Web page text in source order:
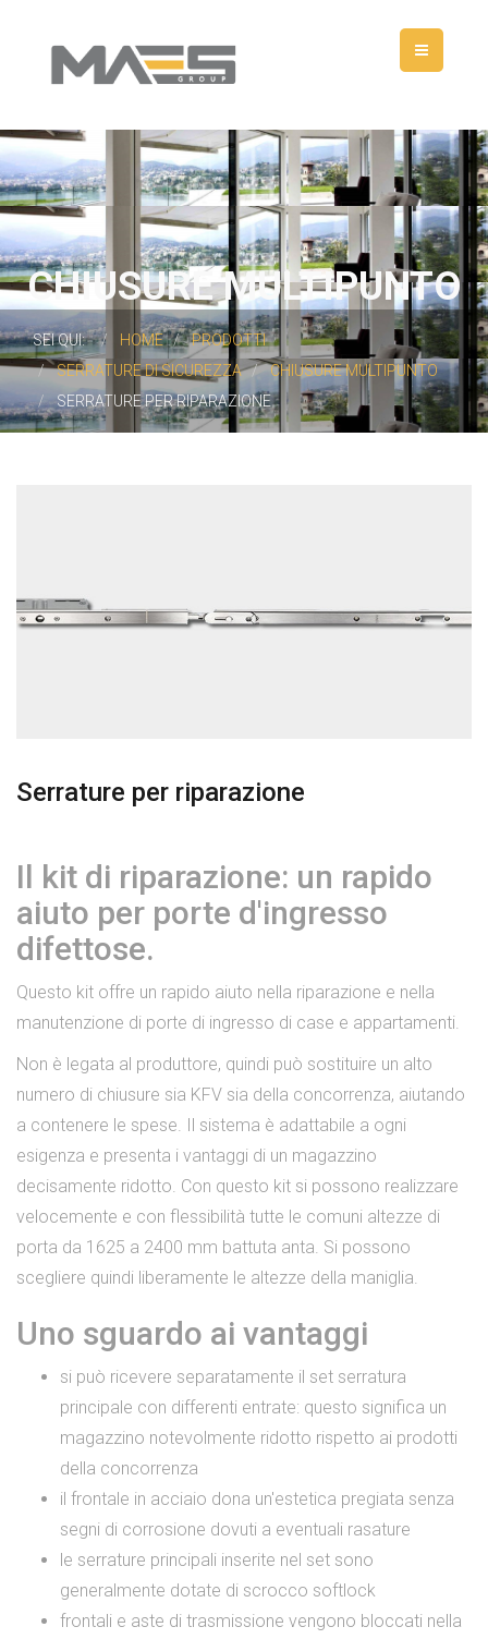
CHIUSURE MULTIPUNTO
SEI QUI: HOME
PRODOTTI
SERRATURE DI SICUREZZA
CHIUSURE MULTIPUNTO
SERRATURE PER RIPARAZIONE
Serrature per riparazione
Il kit di riparazione: un rapido
aiuto per porte d'ingresso
difettose.
Questo kit offre un rapido aiuto nella riparazione e nella
manutenzione di porte di ingresso di case e appartamenti.
Non è legata al produttore, quindi può sostituire un alto
numero di chiusure sia KFV sia della concorrenza, aiutando
a contenere le spese. Il sistema è adattabile a ogni
esigenza e presenta i vantaggi di un magazzino
decisamente ridotto. Con questo kit si possono realizzare
velocemente e con flessibilità tutte le comuni altezze di
porta da 1625 a 2400 mm battuta anta. Si possono
scegliere quindi liberamente le altezze della maniglia.
Uno sguardo ai vantaggi
si può ricevere separatamente il set serratura
principale con differenti entrate: questo significa un
magazzino notevolmente ridotto rispetto ai prodotti
della concorrenza
il frontale in acciaio dona un'estetica pregiata senza
segni di corrosione dovuti a eventuali rasature
le serrature principali inserite nel set sono
generalmente dotate di scrocco softlock
frontali e aste di trasmissione vengono bloccati nella